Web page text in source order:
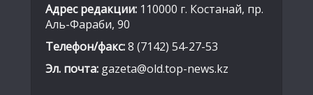
Адрес редакции: 110000 г. Костанай, пр.
Аль-Фараби, 90
Телефон/факс:8 (7142) 54-27-53
Эл. почта: gazeta@old.top-news.kz